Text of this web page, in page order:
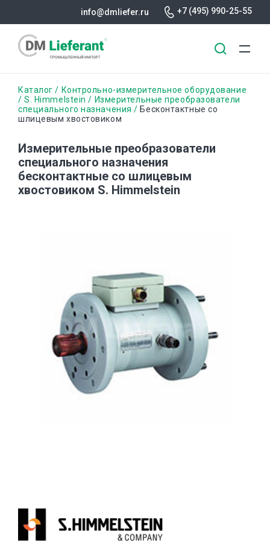
основному
содержанию
info@dmliefer.ru +7 (495) 990-25-55
Строка
навигации
Каталог
Контрольно-измерительное оборудование
S. Himmelstein
Измерительные преобразователи
специального назначения
Бесконтактные со
шлицевым хвостовиком
Измерительные преобразователи
специального назначения
бесконтактные со шлицевым
хвостовиком S. Himmelstein